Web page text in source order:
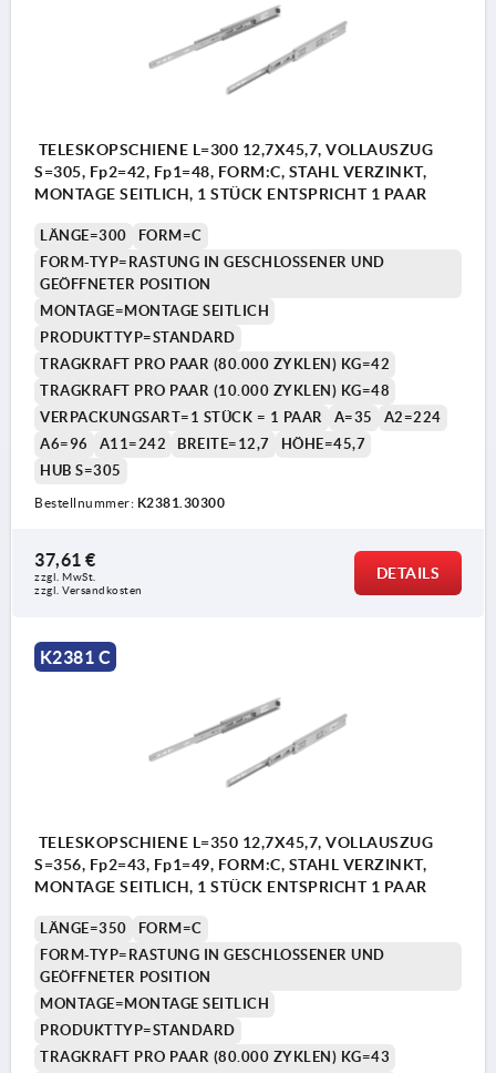
1) Montageloch bei K2381.30600, K2381.30650
und K2381.30700 vorhanden
vorhanden
Form D:
1) Montageloch bei K2381.40148, K2381.40199
und K2381.40250 nicht vorhanden
und K2381.40700 vorhanden
3) Montageloch bei K2381.30600 und
K2381.30650 nicht vorhanden
1) Montageloch bei K2381.5040027,
K2381.5050027, K2381.5040041 und
TELESKOPSCHIENE L=300 12,7X45,7, VOLLAUSZUG
S=305, Fp2=42, Fp1=48, FORM:C, STAHL VERZINKT,
MONTAGE SEITLICH, 1 STÜCK ENTSPRICHT 1 PAAR
LÄNGE=300
FORM=C
FORM-TYP=RASTUNG IN GESCHLOSSENER UND
GEÖFFNETER POSITION
MONTAGE=MONTAGE SEITLICH
PRODUKTTYP=STANDARD
TRAGKRAFT PRO PAAR (80.000 ZYKLEN) KG=42
TRAGKRAFT PRO PAAR (10.000 ZYKLEN) KG=48
VERPACKUNGSART=1 STÜCK = 1 PAAR
A=35
A2=224
A6=96
A11=242 BREITE=12,7
HÖHE=45,7
HUB S=305
Bestellnummer: K2381.30300
37,61 €
zzgl. MwSt.
zzgl. Versandkosten
DETAILS
K2381 C
TELESKOPSCHIENE L=350 12,7X45,7, VOLLAUSZUG
S=356, Fp2=43, Fp1=49, FORM:C, STAHL VERZINKT,
MONTAGE SEITLICH, 1 STÜCK ENTSPRICHT 1 PAAR
LÄNGE=350
FORM=C
FORM-TYP=RASTUNG IN GESCHLOSSENER UND
GEÖFFNETER POSITION
MONTAGE=MONTAGE SEITLICH
PRODUKTTYP=STANDARD
TRAGKRAFT PRO PAAR (80.000 ZYKLEN) KG=43